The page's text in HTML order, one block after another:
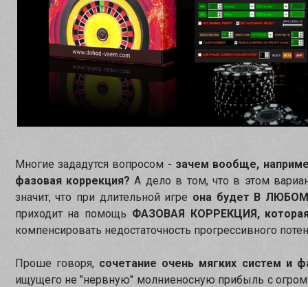
Многие зададутся вопросом - зачем вообще,
фазовая коррекция? А дело в том, что в этом
значит, что при длительной игре она будет В ЛЮБОМ
приходит на помощь ФАЗОВАЯ КОРРЕКЦИЯ,
компенсировать недостаточность прогрессивного
Проше говоря, сочетание очень мягких систем и
ищущего не "нервную" молниеносную прибыль с